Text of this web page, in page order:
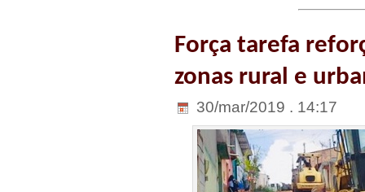
Força tarefa
zonas rural e
30/mar/2019 . 14:17